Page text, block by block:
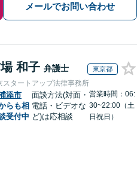
メールでお問い合わせ
和子 弁護士 東京都
スタートアップ法律事務所
添市
らも相
受付中
面談方法(対面・
電話・ビデオな
ど)は応相談
営業時間：06:
30~22:00（土
日祝日）